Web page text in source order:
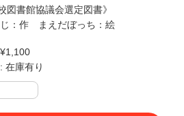
図書館協議会選定図書》
：作 まえだぼっち：絵
在庫有り